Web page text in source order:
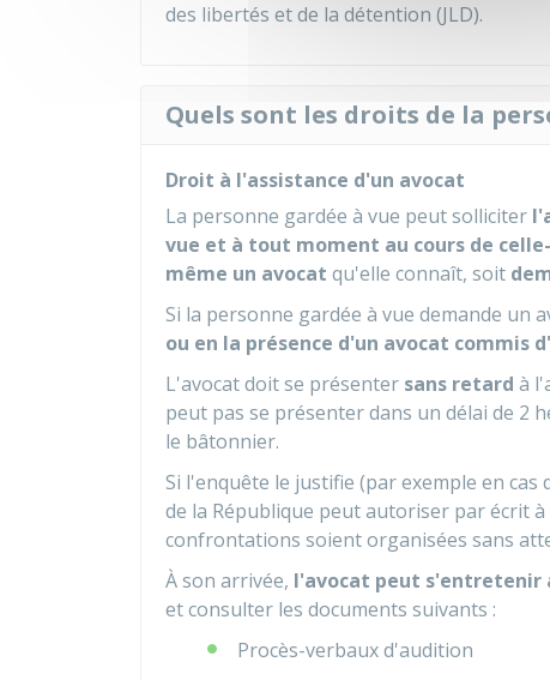
des libertés et de la détention (JLD).
Quels sont les droits de la
Droit à l'assistance d'un avocat
La personne gardée à vue peut solliciter
vue et à tout moment au cours de
même un avocat qu'elle connaît, soit
Si la personne gardée à vue demande un
ou en la présence d'un avocat commis
L'avocat doit se présenter sans retard à
peut pas se présenter dans un délai de 2
le bâtonnier.
Si l'enquête le justifie (par exemple en
de la République peut autoriser par écrit
confrontations soient organisées sans
À son arrivée, l'avocat peut s'entretenir
et consulter les documents suivants :
Procès-verbaux d'audition